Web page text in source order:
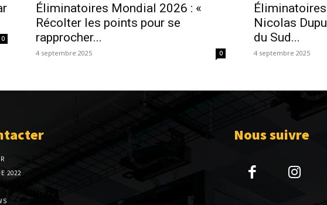
0
Éliminatoires Mondial 2026 : «
Récolter les points pour se
rapprocher...
4 septembre 2025 0
Nicolas
du Sud...
4 septembre 2025
2022
Nous suivre